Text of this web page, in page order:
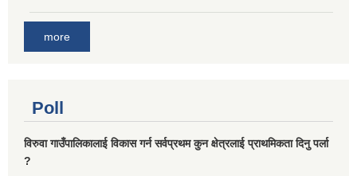
more
Poll
विरुवा गाउँपालिकालाई विकास गर्न सर्वप्रथम कुन क्षेत्रलाई प्राथमिकता दिनु पर्ला
?